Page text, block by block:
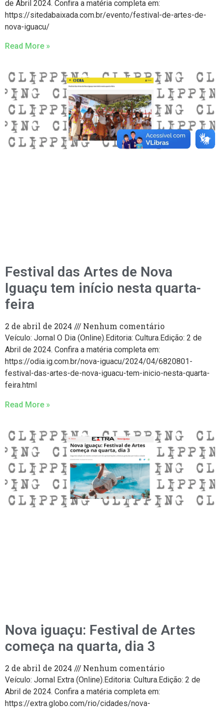
de Abril 2024. Confira a matéria completa em:
https://sitedabaixada.com.br/evento/festival-de-artes-de-
nova-iguacu/
Read More »
Festival das Artes de Nova
Iguaçu tem início nesta quarta-
feira
2 de abril de 2024 Nenhum comentário
Veículo: Jornal O Dia (Online).Editoria: Cultura.Edição: 2 de
Abril de 2024. Confira a matéria completa em:
https://odia.ig.com.br/nova-iguacu/2024/04/6820801-
festival-das-artes-de-nova-iguacu-tem-inicio-nesta-quarta-
feira.html
Read More »
Nova iguaçu: Festival de Artes
começa na quarta, dia 3
2 de abril de 2024 Nenhum comentário
Veículo: Jornal Extra (Online).Editoria: Cultura.Edição: 2 de
Abril de 2024. Confira a matéria completa em:
https://extra.globo.com/rio/cidades/nova-